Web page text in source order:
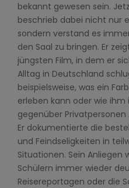
bekannt gewesen sein.
beschrieb dabei nicht nur
sondern verstand es
den Saal zu bringen. Er
jüngsten Film, in dem er
Alltag in Deutschland
beispielsweise, was ein
erleben kann oder wie
gegenüber
Er dokumentierte die
und Feindseligkeiten in
Situationen. Sein
Schülern immer wieder
Reisereportagen oder die